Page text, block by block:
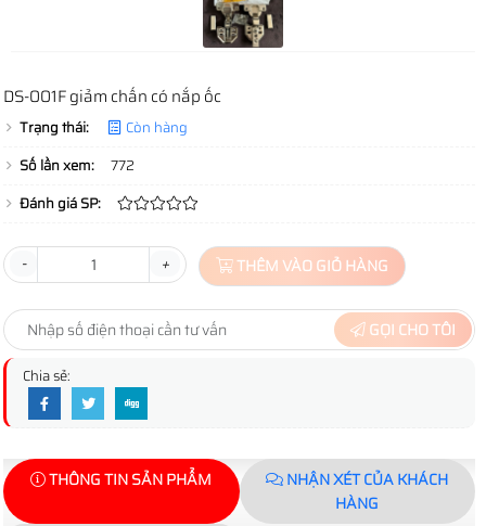
DS-001F giảm chấn có nắp ốc
Trạng thái:
Còn hàng
Số lần xem:
772
Đánh giá SP:
- + THÊM VÀO GIỎ HÀNG
GỌI CHO TÔI
Chia sẻ:
THÔNG TIN SẢN PHẨM
NHẬN XÉT CỦA KHÁCH
HÀNG